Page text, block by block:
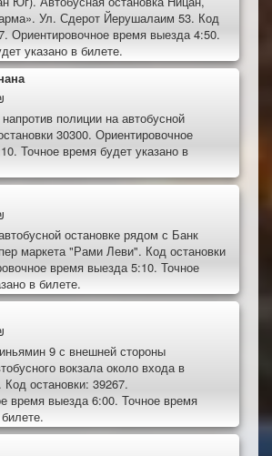
Ул. Сдерот Йерушалаим 53. Код
Ориентировочное время выезда 4:50.
указано в билете.
полиции на автобусной
30300. Ориентировочное
Точное время будет указано в
остановке рядом с Банк
маркета "Рами Леви". Код остановки
время выезда 5:10. Точное
в билете.
9 с внешней стороны
вокзала около входа в
остановки: 39267.
время выезда 6:00. Точное время